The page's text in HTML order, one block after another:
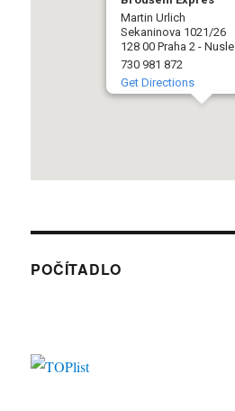
Martin Urlich
Sekaninova 1021/26
128 00 Praha 2 - Nusle
730 981 872
Get Directions
POČÍTADLO